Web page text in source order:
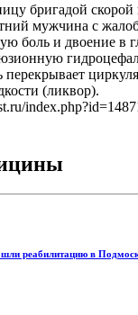
бригадой
мужчина с
боль и двоение в
перекрывает
(ликвор).
реабилитацию в